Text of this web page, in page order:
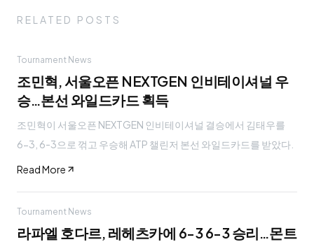
RELATED POSTS
Tournament News
조민혁, 서울오픈 NEXTGEN 인비테이셔널 우
승…본선 와일드카드 획득
조민혁이 서울오픈 NEXTGEN 인비테이셔널 결승에서 김태우를
6-3, 6-3으로 꺾고 우승해 ATP 챌린저 본선 와일드카드를 받았다.
Read More
Tournament News
라파엘 호다르, 레헤츠카에 6-3 6-3 승리…몬트